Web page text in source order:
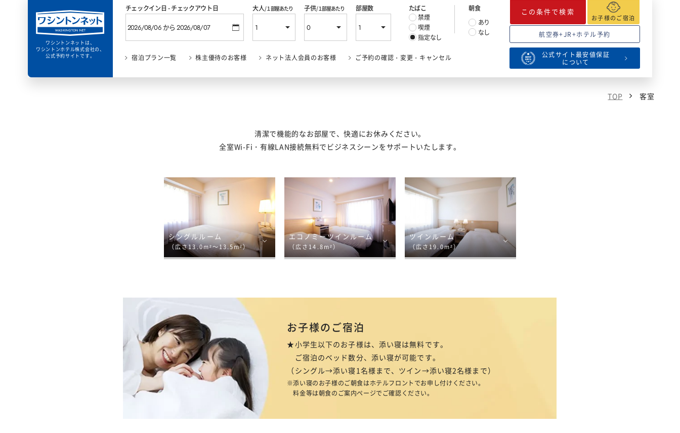
ワシントンネットは、
ワシントンホテル株式会社の、
公式予約サイトです。
チェックイン日 - チェックアウト日 大人 /１部屋あたり 子供/１部屋あたり 部屋数
たばこ
禁煙
喫煙
指定なし
朝食
あり
なし
この条件で検索
お子様のご宿泊
航空券+JR+ホテル予約
公式サイト最安値保証
について
宿泊プラン一覧 株主優待のお客様 ネット法人会員のお客様 ご予約の確認・変更・キャンセル
TOP 客室
清潔で機能的なお部屋で、快適にお休みください。
全室Wi-Fi・有線LAN接続無料でビジネスシーンをサポートいたします。
シングルルーム
（広さ13.0m²～13.5m²）
エコノミーツインルーム
（広さ14.8m²）
ツインルーム
（広さ19.0m²）
お子様のご宿泊
★小学生以下のお子様は、添い寝は無料です。
ご宿泊のベッド数分、添い寝が可能です。
（シングル→添い寝1名様まで、ツイン→添い寝2名様まで）
添い寝のお子様のご朝食はホテルフロントでお申し付けください。
料金等は朝食のご案内ページでご確認ください。